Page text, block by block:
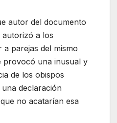
autor del documento
autorizó a los
a parejas del mismo
provocó una inusual y
de los obispos
declaración
no acatarían esa